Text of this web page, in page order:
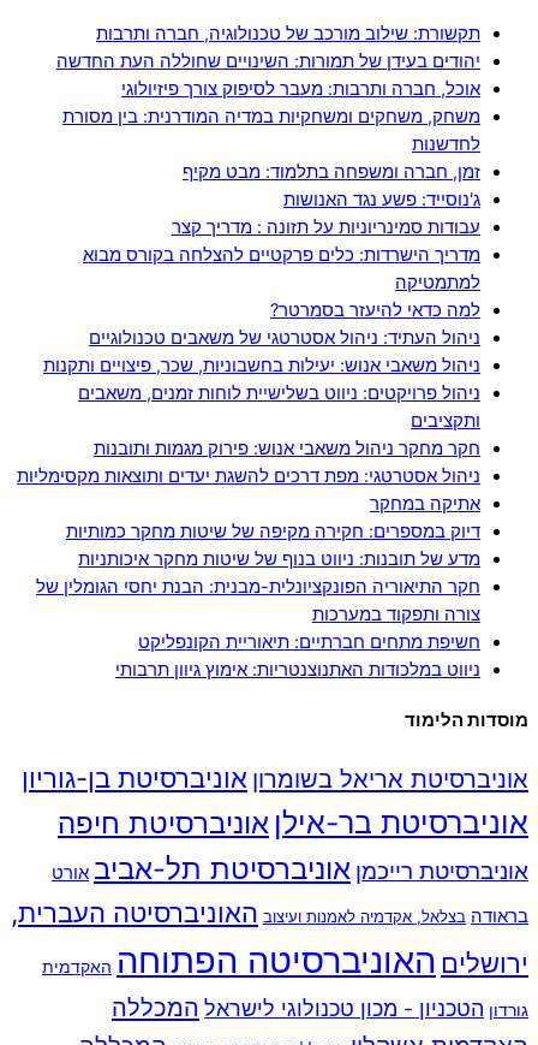
תקשורת: שילוב מורכב של טכנולוגיה, חברה ותרבות
יהודים בעידן של תמורות: השינויים שחוללה העת החדשה
אוכל, חברה ותרבות: מעבר לסיפוק צורך פיזיולוגי
משחק, משחקים ומשחקיות במדיה המודרנית: בין מסורת
לחדשנות
זמן, חברה ומשפחה בתלמוד: מבט מקיף
ג'נוסייד: פשע נגד האנושות
עבודות סמינריוניות על תזונה : מדריך קצר
מדריך הישרדות: כלים פרקטיים להצלחה בקורס מבוא
למתמטיקה
למה כדאי להיעזר בסמרטר?
ניהול העתיד: ניהול אסטרטגי של משאבים טכנולוגיים
ניהול משאבי אנוש: יעילות בחשבוניות, שכר, פיצויים ותקנות
ניהול פרויקטים: ניווט בשלישיית לוחות זמנים, משאבים
ותקציבים
חקר מחקר ניהול משאבי אנוש: פירוק מגמות ותובנות
ניהול אסטרטגי: מפת דרכים להשגת יעדים ותוצאות מקסימליות
אתיקה במחקר
דיוק במספרים: חקירה מקיפה של שיטות מחקר כמותיות
מדע של תובנות: ניווט בנוף של שיטות מחקר איכותניות
חקר התיאוריה הפונקציונלית-מבנית: הבנת יחסי הגומלין של
צורה ותפקוד במערכות
חשיפת מתחים חברתיים: תיאוריית הקונפליקט
ניווט במלכודות האתנוצנטריות: אימוץ גיוון תרבותי
מוסדות הלימוד
אוניברסיטת אריאל בשומרון אוניברסיטת בן-גוריון
אוניברסיטת בר-אילן אוניברסיטת חיפה
אוניברסיטת רייכמן אוניברסיטת תל-אביב אורט
בראודה בצלאל, אקדמיה לאמנות ועיצוב האוניברסיטה העברית,
ירושלים האוניברסיטה הפתוחה האקדמית
גורדון הטכניון - מכון טכנולוגי לישראל המכללה